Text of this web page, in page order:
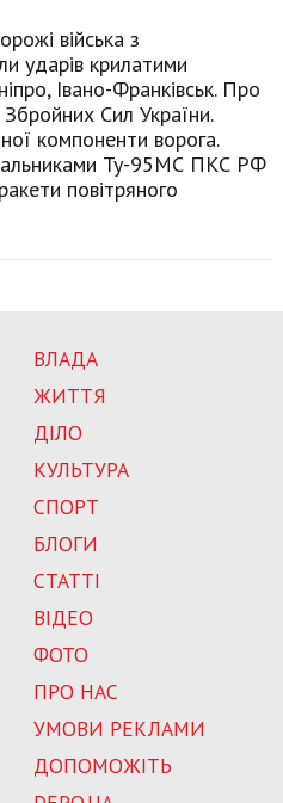
війська з
ударів крилатими
Івано-Франківськ. Про
Сил України.
компоненти ворога.
Ту-95МС ПКС РФ
повітряного
ВЛАДА
ЖИТТЯ
ДІЛО
КУЛЬТУРА
СПОРТ
БЛОГИ
СТАТТІ
ВІДЕО
ФОТО
ПРО НАС
УМОВИ РЕКЛАМИ
ДОПОМОЖІТЬ